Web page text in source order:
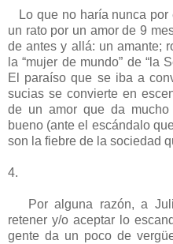
Lo que no haría nunca por
un rato por un amor de 9
de antes y allá: un amante;
la “mujer de mundo” de “la
El paraíso que se iba a
sucias se convierte en
de un amor que da
bueno (ante el escándalo
son la fiebre de la sociedad
4.
Por alguna razón, a
retener y/o aceptar lo
gente da un poco de